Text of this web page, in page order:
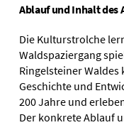
Ablauf und Inhalt des
Die Kulturstrolche
Waldspaziergang
Ringelsteiner
Geschichte und
200 Jahre und
Der konkrete Ablauf